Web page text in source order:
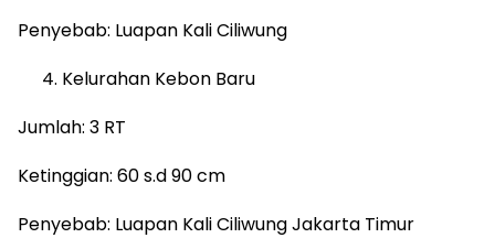
Penyebab: Luapan Kali Ciliwung
Kelurahan Kebon Baru
Jumlah: 3 RT
Ketinggian: 60 s.d 90 cm
Penyebab: Luapan Kali Ciliwung Jakarta Timur